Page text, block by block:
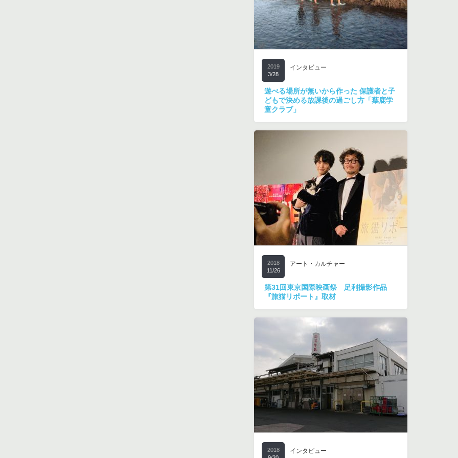
2019
3/28
インタビュー
遊べる場所が無いから作った 保護者と子
どもで決める放課後の過ごし方「葉鹿学
童クラブ」
2018
11/26
アート・カルチャー
第31回東京国際映画祭 足利撮影作品
『旅猫リポート』取材
2018
インタビュー